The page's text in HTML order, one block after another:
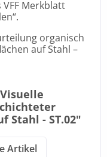
Merkblatt
organisch
auf Stahl –
Stahl - ST.02"
Artikel